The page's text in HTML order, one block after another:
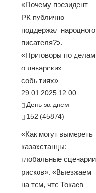
«Почему президент
РК публично
поддержал народного
писателя?».
«Приговоры по делам
о январских
событиях»
29.01.2025 12:00
День за днем
152 (45874)
«Как могут вымереть
казахстанцы:
глобальные сценарии
рисков». «Выезжаем
на том, что Токаев —